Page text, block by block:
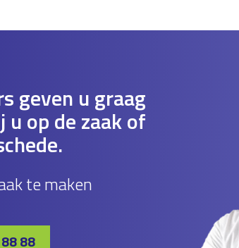
geven u graag
u op de zaak of
te maken
88